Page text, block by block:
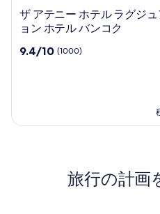
ザ
ア
ニ
ラ
ザ アテニー ホテル ラグジ
ョン ホテル バンコク
10
件
9.4/10 (1000)
旅行の計画